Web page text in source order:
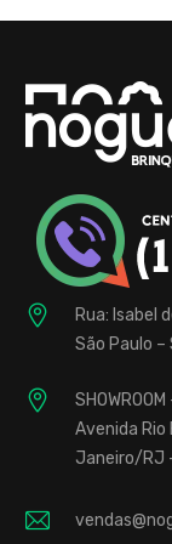
Rua: Isabel
São Paulo
Avenida Rio
Janeiro/RJ